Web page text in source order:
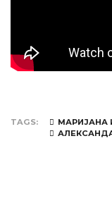
TAGS МАРИЈАНА